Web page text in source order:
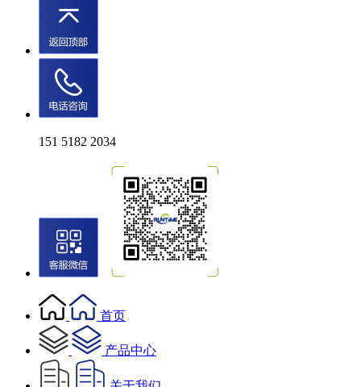
151 5182 2034
首页
产品中心